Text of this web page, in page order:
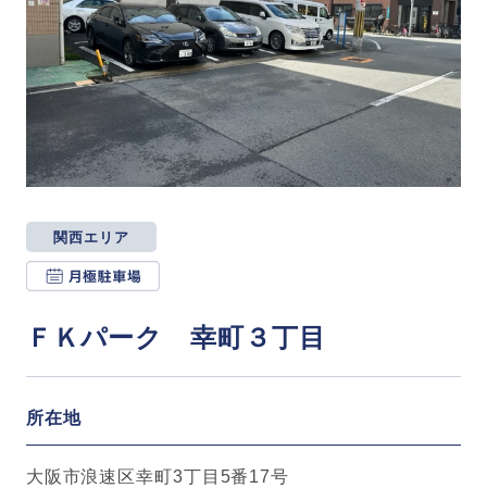
関西エリア
ＦＫパーク 幸町３丁目
所在地
大阪市浪速区幸町3丁目5番17号